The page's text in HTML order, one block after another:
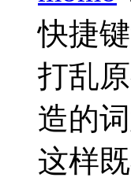
快捷
打乱
造的
这样